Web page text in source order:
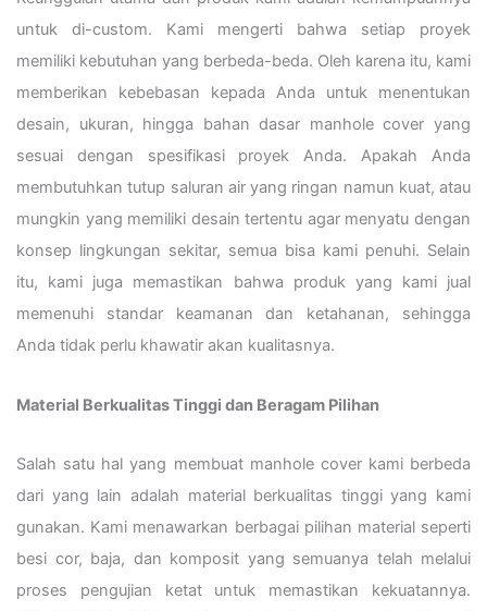
untuk di-custom. Kami mengerti bahwa setiap proyek
memiliki kebutuhan yang berbeda-beda. Oleh karena itu, kami
memberikan kebebasan kepada Anda untuk menentukan
desain, ukuran, hingga bahan dasar manhole cover yang
sesuai dengan spesifikasi proyek Anda. Apakah Anda
membutuhkan tutup saluran air yang ringan namun kuat, atau
mungkin yang memiliki desain tertentu agar menyatu dengan
konsep lingkungan sekitar, semua bisa kami penuhi. Selain
itu, kami juga memastikan bahwa produk yang kami jual
memenuhi standar keamanan dan ketahanan, sehingga
Anda tidak perlu khawatir akan kualitasnya.
Material Berkualitas Tinggi dan Beragam Pilihan
Salah satu hal yang membuat manhole cover kami berbeda
dari yang lain adalah material berkualitas tinggi yang kami
gunakan. Kami menawarkan berbagai pilihan material seperti
besi cor, baja, dan komposit yang semuanya telah melalui
proses pengujian ketat untuk memastikan kekuatannya.